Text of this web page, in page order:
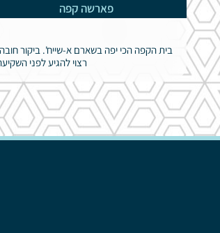
פארשה קפה
בית הקפה הכי יפה בשארם א-שייח'. ביקור
רצוי להגיע לפני